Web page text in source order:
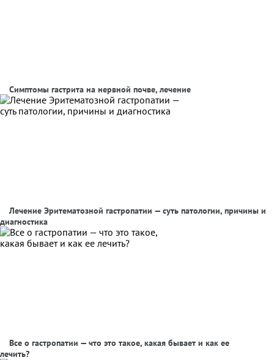
Симптомы гастрита на нервной почве, лечение
Лечение Эритематозной гастропатии — суть патологии, причины и
диагностика
Все о гастропатии — что это такое, какая бывает и как ее
лечить?